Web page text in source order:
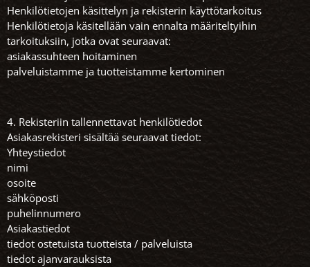
Henkilötietojen käsittelyn ja rekisterin käyttötarkoitus
Henkilötietoja käsitellään vain ennalta määriteltyihin
tarkoituksiin, jotka ovat seuraavat:
asiakassuhteen hoitaminen
palveluistamme ja tuotteistamme kertominen
4. Rekisteriin tallennettavat henkilötiedot
Asiakasrekisteri sisältää seuraavat tiedot:
Yhteystiedot
nimi
osoite
sähköposti
puhelinnumero
Asiakastiedot
tiedot ostetuista tuotteista / palveluista
tiedot ajanvarauksista